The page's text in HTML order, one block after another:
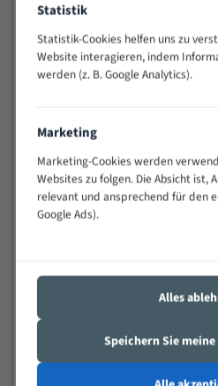
Widerstandsfähig gegen
schwierigen
wechselnde
Sehr geringe Vibration
Positiver Spanwinkel
Bandkörper aus
Nichteisenmetalle
Statistik
Statistik-Cookies helfen uns zu
Website interagieren, indem
werden (z. B. Google Analytics).
Marketing
Marketing-Cookies werden
Websites zu folgen. Die Absicht ist,
relevant und ansprechend für den
Google Ads).
Alles
Speichern Sie